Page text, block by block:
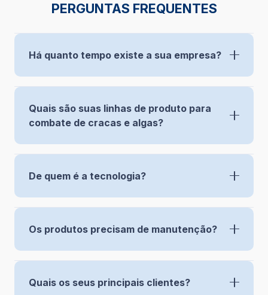
PERGUNTAS FREQUENTES
Há quanto tempo existe a sua empresa?
Quais são suas linhas de produto para
combate de cracas e algas?
De quem é a tecnologia?
Os produtos precisam de manutenção?
Quais os seus principais clientes?